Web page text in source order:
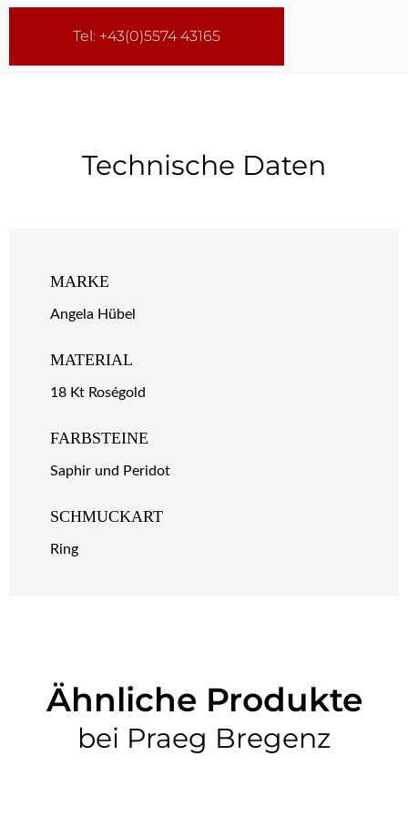
Tel: +43(0)5574 43165
Technische Daten
MARKE
Angela Hübel
MATERIAL
18 Kt Roségold
FARBSTEINE
Saphir und Peridot
SCHMUCKART
Ring
Ähnliche Produkte
bei Praeg Bregenz